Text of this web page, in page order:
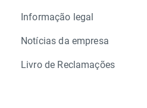
Informação legal
Notícias da empresa
Livro de Reclamações